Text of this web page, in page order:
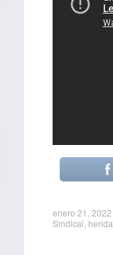
enero 21, 2022
Sindical herida